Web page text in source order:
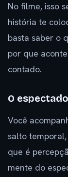
No filme, isso
história te
basta saber o
por que
contado.
O
Você
salto
que é
mente do